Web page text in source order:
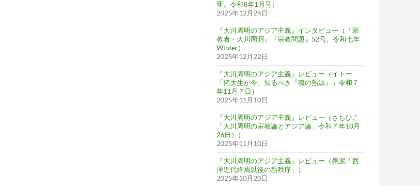
亜』令和8年1月号）
2025年12月24日
『大川周明のアジア主義』インタビュー（「宗
教者・大川周明」『宗教問題』52号、令和七年
Winter）
2025年12月22日
『大川周明のアジア主義』レビュー（イトー
「拓大生が今、知るべき『魂の熱源』」令和７
年11月７日）
2025年11月10日
『大川周明のアジア主義』レビュー（さちひこ
「大川周明の宗教論とアジア論」令和７年10月
26日））
2025年11月10日
『大川周明のアジア主義』レビュー（愚泥「西
洋近代終焉以後の新秩序」）
2025年10月20日